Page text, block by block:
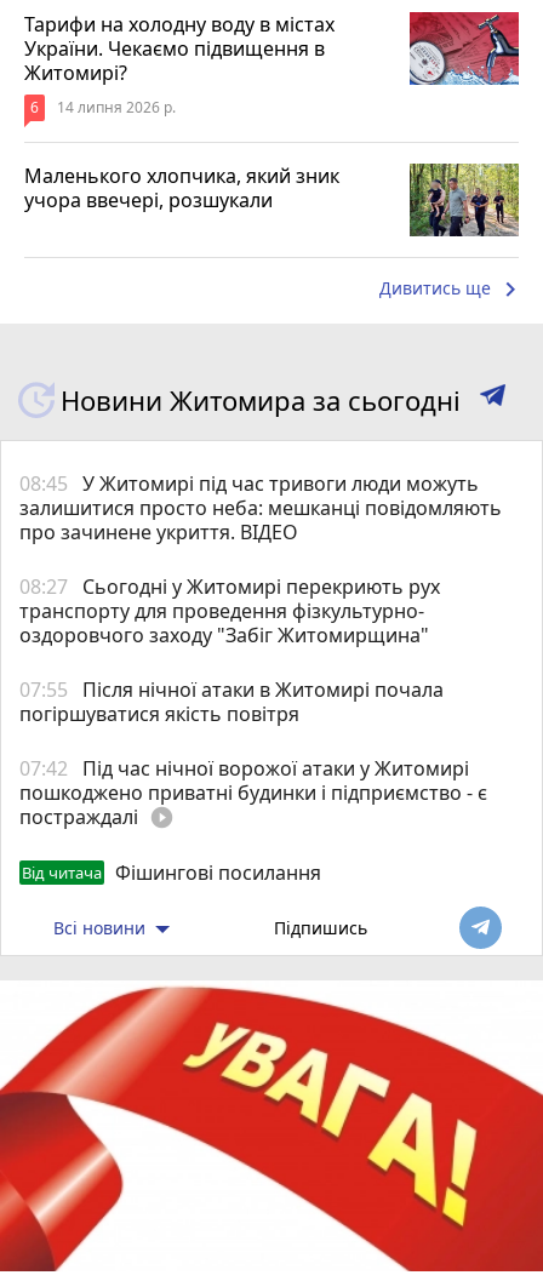
Тарифи на холодну воду в містах
України. Чекаємо підвищення в
Житомирі?
6 14 липня 2026 р.
Маленького хлопчика, який зник
учора ввечері, розшукали
Дивитись ще keyboard_arrow_right
Новини Житомира за сьогодні
08:45 У Житомирі під час тривоги люди можуть
залишитися просто неба: мешканці повідомляють
про зачинене укриття. ВІДЕО
08:27 Сьогодні у Житомирі перекриють рух
транспорту для проведення фізкультурно-
оздоровчого заходу "Забіг Житомирщина"
07:55
Після нічної атаки в Житомирі почала
погіршуватися якість повітря
07:42
Під час нічної ворожої атаки у Житомирі
пошкоджено приватні будинки і підприємство - є
постраждалі play_circle_filled
Від читача Фішингові посилання
Всі новини Підпишись